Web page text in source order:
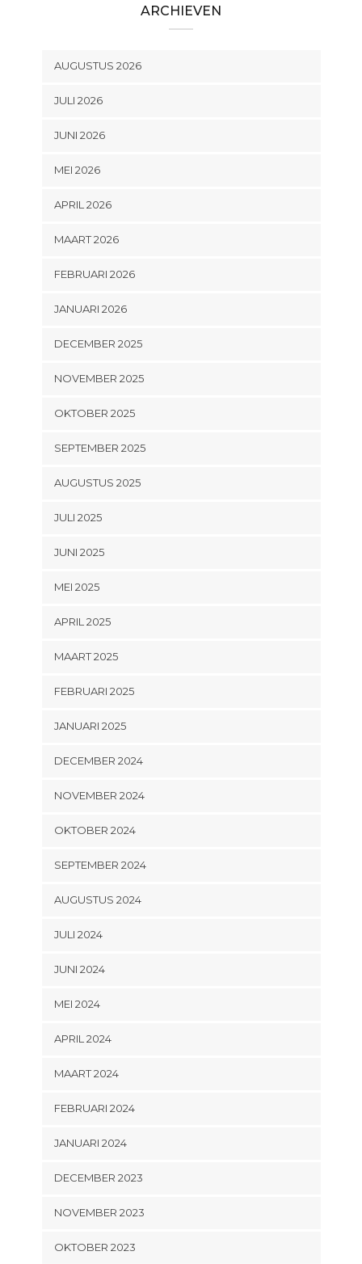
ARCHIEVEN
AUGUSTUS 2026
JULI 2026
JUNI 2026
MEI 2026
APRIL 2026
MAART 2026
FEBRUARI 2026
JANUARI 2026
DECEMBER 2025
NOVEMBER 2025
OKTOBER 2025
SEPTEMBER 2025
AUGUSTUS 2025
JULI 2025
JUNI 2025
MEI 2025
APRIL 2025
MAART 2025
FEBRUARI 2025
JANUARI 2025
DECEMBER 2024
NOVEMBER 2024
OKTOBER 2024
SEPTEMBER 2024
AUGUSTUS 2024
JULI 2024
JUNI 2024
MEI 2024
APRIL 2024
MAART 2024
FEBRUARI 2024
JANUARI 2024
DECEMBER 2023
NOVEMBER 2023
OKTOBER 2023